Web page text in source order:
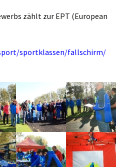
zählt zur EPT (European
sportklassen/fallschirm/